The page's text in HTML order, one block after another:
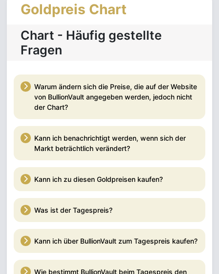
Goldpreis Chart
Chart - Häufig gestellte
Fragen
Warum ändern sich die Preise, die auf der Website
von BullionVault angegeben werden, jedoch nicht
der Chart?
Kann ich benachrichtigt werden, wenn sich der
Markt beträchtlich verändert?
Kann ich zu diesen Goldpreisen kaufen?
Was ist der Tagespreis?
Kann ich über BullionVault zum Tagespreis kaufen?
Wie bestimmt BullionVault beim Tagespreis den